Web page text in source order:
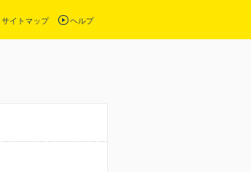
サイトマップ ヘルプ